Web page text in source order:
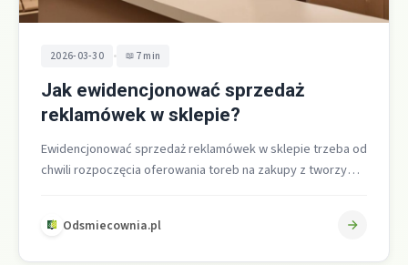
2026-03-30 • 7 min
Jak ewidencjonować sprzedaż
reklamówek w sklepie?
Ewidencjonować sprzedaż reklamówek w sklepie trzeba od
chwili rozpoczęcia oferowania toreb na zakupy z tworzywa
Odsmiecownia.pl